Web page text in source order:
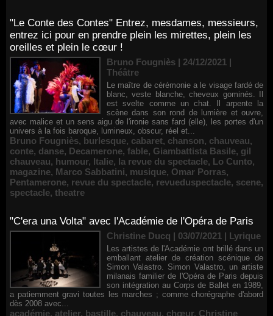
"Le Conte des Contes" Entrez, mesdames, messieurs,
entrez ici pour en prendre plein les mirettes, plein les
oreilles et plein le cœur !
Bruno Fougniès | 24/12/2021 |
Théâtre
Le maître de cérémonie a le visage fardé de
blanc, veste blanche, cheveux gominés. Il
est svelte comme un chat. Il arpente la
scène dans son rond de lumière et ouvre,
avec malice et un sens aigu de l'ironie sans fard (elle), les portes d'un
univers à la fois baroque, lumineux, obscur, réel et...
Bruno Fougniès, burlesque, cabaret, chanson, chauveau,
conte, danse, Decamerone, fable, Giambattista Basile, gil
chauveau, humour, Italie, la revue du spectacle, Lo Cunto,
magazine, Marco Sabbatini, musique, Omar Porras,
Pentamerone, revue du spectacle, revueduspectacle, scene,
spectacle, theatre
"C'era una Volta" avec l'Académie de l'Opéra de Paris
Christine Ducq | 03/07/2021 | Lyrique
Les artistes de l'Académie ont brillé dans un
emballant atelier de création scénique de
Simon Valastro. Simon Valastro, un artiste
milanais familier de l'Opéra de Paris depuis
son intégration au Corps de Ballet en 1989,
a patiemment gravi toutes les marches ; comme chorégraphe d'abord
dès 2008 avec...
académie, atelier, bastille, chauveau, chœur, Christine